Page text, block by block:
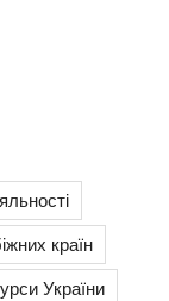
країн
України